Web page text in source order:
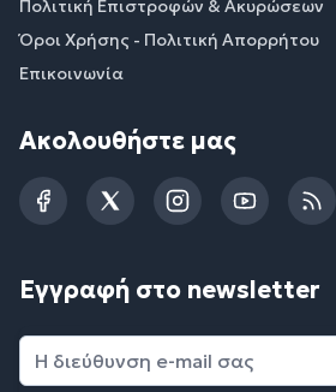
Πολιτική Επιστροφών & Ακυρώσεων
Όροι Χρήσης - Πολιτική Απορρήτου
Επικοινωνία
Ακολουθήστε μας
FacebookTwitterInstagramYouTubeRSS
Εγγραφή στο newsletter